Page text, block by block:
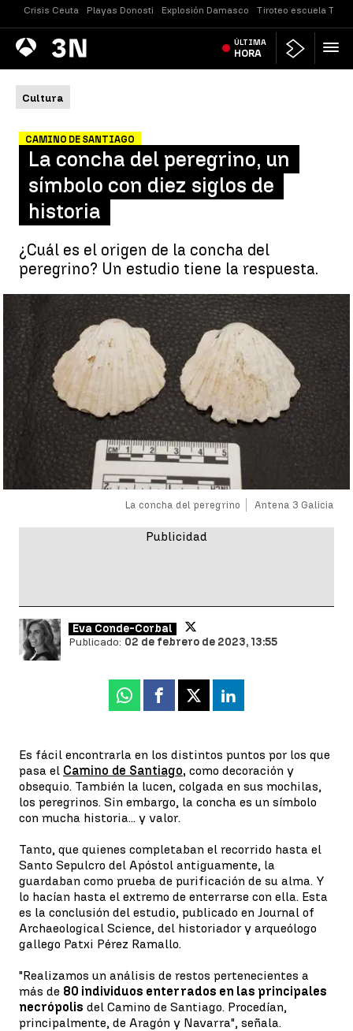
Crisis Ceuta Playas Donosti Explosión Damasco Tiroteo escuela
Antena
3 Noticias ÚLTIMA
HORA
Cultura
CAMINO DE SANTIAGO
La concha del peregrino, un
símbolo con diez siglos de
historia
¿Cuál es el origen de la concha del
peregrino? Un estudio tiene la respuesta.
La concha del peregrino Antena 3 Galicia
Eva Conde-Corbal
Publicado: 02 de febrero de 2023, 13:55
Whatsapp
Facebook
X Linkedin
Es fácil encontrarla en los distintos puntos por los que
pasa el Camino de Santiago, como decoración y
obsequio. También la lucen, colgada en sus mochilas,
los peregrinos. Sin embargo, la concha es un símbolo
con mucha historia... y valor.
Tanto, que quienes completaban el recorrido hasta el
Santo Sepulcro del Apóstol antiguamente, la
guardaban como prueba de purificación de su alma. Y
lo hacían hasta el extremo de enterrarse con ella. Esta
es la conclusión del estudio, publicado en Journal of
Archaeological Science, del historiador y arqueólogo
gallego Patxi Pérez Ramallo.
"Realizamos un análisis de restos pertenecientes a
más de 80 individuos enterrados en las principales
necrópolis del Camino de Santiago. Procedían,
principalmente, de Aragón y Navarra", señala.